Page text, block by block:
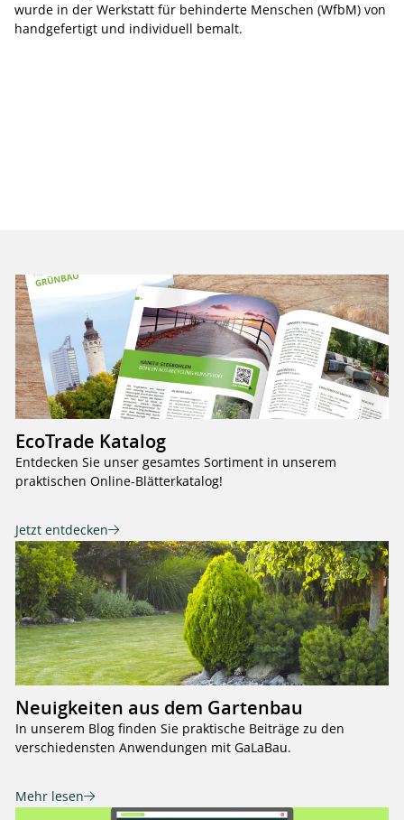
wurde in der Werkstatt für behinderte Menschen (WfbM) von
handgefertigt und individuell bemalt.
EcoTrade Katalog
Entdecken Sie unser gesamtes Sortiment in unserem
praktischen Online-Blätterkatalog!
Jetzt entdecken
Neuigkeiten aus dem Gartenbau
In unserem Blog finden Sie praktische Beiträge zu den
verschiedensten Anwendungen mit GaLaBau.
Mehr lesen